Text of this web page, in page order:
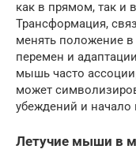
как в прямом, так и
Трансформация,
менять положение в
перемен и
мышь часто
может
убеждений и
Летучие мыши в